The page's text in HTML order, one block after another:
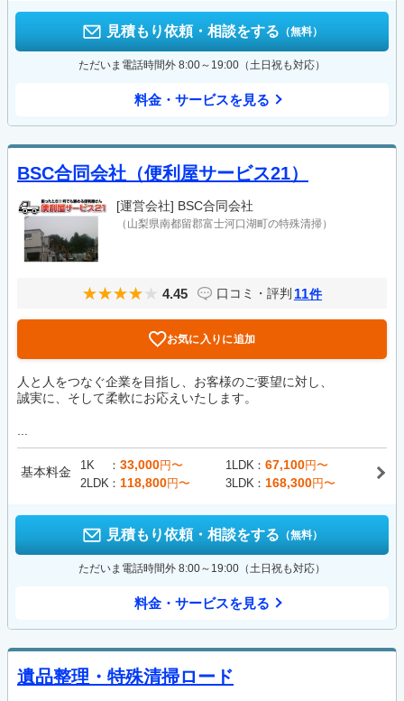
見積もり依頼・相談をする （無料）
ただいま電話時間外 8:00～19:00（土日祝も対応）
料金・サービスを見る
BSC合同会社（便利屋サービス21）
[運営会社] BSC合同会社
（山梨県南都留郡富士河口湖町の特殊清掃）
4.45 口コミ・評判 11件
お気に入りに追加
人と人をつなぐ企業を目指し、お客様のご要望に対し、
誠実に、そして柔軟にお応えいたします。
...
基本料金 1K 33,000円〜 1LDK 67,100円〜
2LDK
118,800円〜 3LDK 168,300円〜
見積もり依頼・相談をする （無料）
ただいま電話時間外 8:00～19:00（土日祝も対応）
料金・サービスを見る
遺品整理・特殊清掃ロード